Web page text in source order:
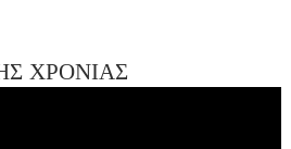
ΧΡΟΝΙΑΣ